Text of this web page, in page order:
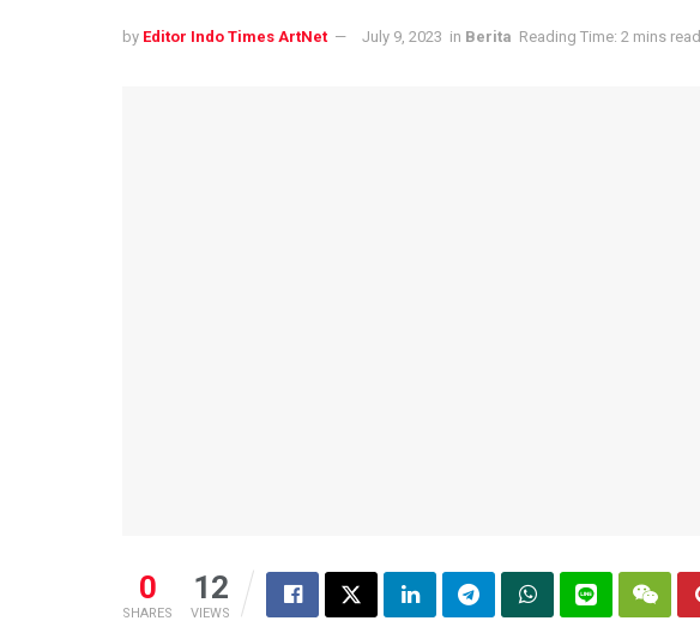
by Editor Indo Times ArtNet July 9, 2023 in Berita Reading Time: 2 mins read
0
SHARES
12
VIEWS